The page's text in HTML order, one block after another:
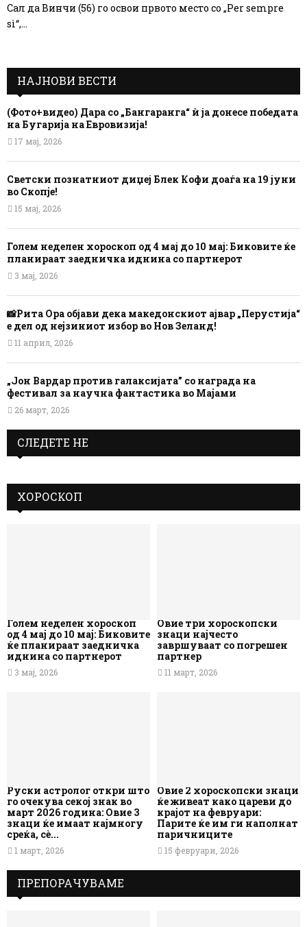
Сал да Винчи (56) го освои првото место со „Per sempre
sì“,...
НАЈНОВИ ВЕСТИ
(Фото+видео) Дара со „Бангаранга“ ѝ ја донесе победата
на Бугарија на Евровизија!
17 мај, 2026
Светски познатниот диџеј Блек Кофи доаѓа на 19 јуни
во Скопје!
15 мај, 2026
Голем неделен хороскоп од 4 мај до 10 мај: Биковите ќе
планираат заедничка иднина со партнерот
3 мај, 2026
📸Рита Ора објави дека македонскиот ајвар „Перустија“
е дел од нејзиниот избор во Нов Зеланд!
11 април, 2026
„Јон Вардар против галаксијата” со награда на
фестивал за научна фантастика во Мајами
26 март, 2026
СЛЕДЕТЕ НЕ
ХОРОСКОП
Голем неделен хороскоп
од 4 мај до 10 мај: Биковите
ќе планираат заедничка
иднина со партнерот
3 мај, 2026
Овие три хороскопски
знаци најчесто
завршуваат со погрешен
партнер
11 март, 2026
Руски астролог откри што
го очекува секој знак во
март 2026 година: Овие 3
знаци ќе имаат најмногу
среќа, сè...
1 март, 2026
Овие 2 хороскопски знаци
ќе живеат како цареви до
крајот на февруари:
Парите ќе им ги наполнат
паричниците
15 февруари, 2026
ПРЕПОРАЧУВАМЕ